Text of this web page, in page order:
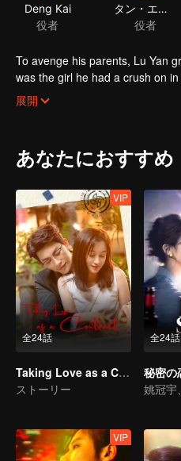
Deng Kai
役者
タン・エンエン
役者
To avenge his parents, Lu Yan
was the girl he had a crush on
seen through all their moves...
展開
あなたにおすすめ
全24話
VIP
Taking Love as a Contract
ストーリー
全24話
秘密の
VIP